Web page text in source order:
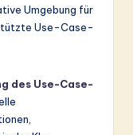
Umgebung für
Use-Case-
des Use-Case-